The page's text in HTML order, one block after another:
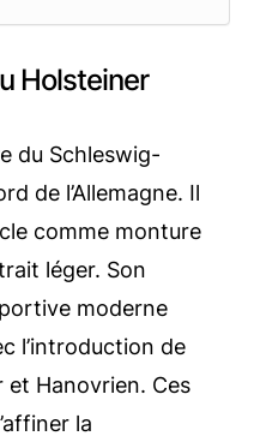
Holsteiner
du Schleswig-
de l’Allemagne. Il
comme monture
léger. Son
moderne
l’introduction de
et Hanovrien. Ces
la